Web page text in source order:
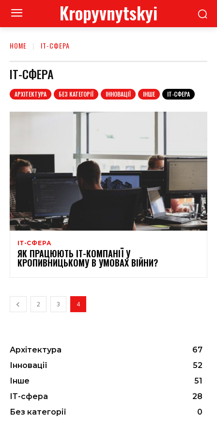
Kropyvnytskyi
HOME ІТ-СФЕРА
ІТ-СФЕРА
АРХІТЕКТУРА БЕЗ КАТЕГОРІЇ ІННОВАЦІЇ ІНШЕ ІТ-СФЕРА
ІТ-СФЕРА
ЯК ПРАЦЮЮТЬ ІТ-КОМПАНІЇ У
КРОПИВНИЦЬКОМУ В УМОВАХ ВІЙНИ?
2 3 4
Архітектура
67
Інновації
52
Інше
51
ІТ-сфера
28
Без категорії
0